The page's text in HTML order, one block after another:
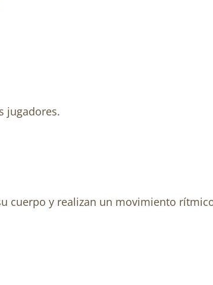
jugadores.
cuerpo y realizan un movimiento